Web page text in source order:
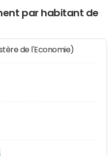
par habitant de
de l'Economie)